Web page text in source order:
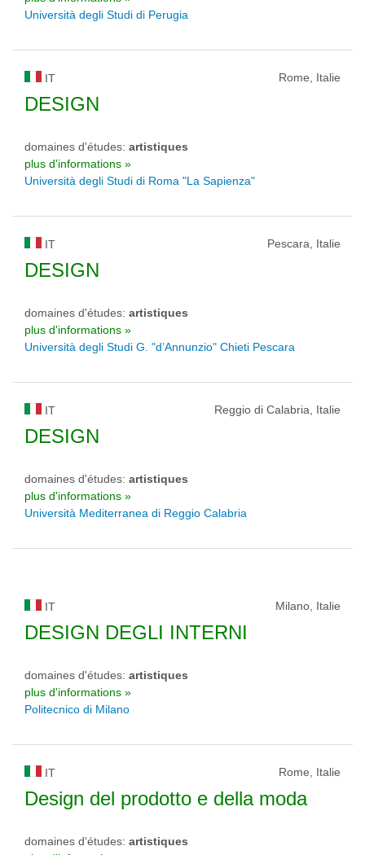
Università degli Studi di Perugia
IT Rome, Italie
DESIGN
domaines d'études: artistiques
plus d'informations »
Università degli Studi di Roma "La Sapienza"
IT Pescara, Italie
DESIGN
domaines d'études: artistiques
plus d'informations »
Università degli Studi G. "d’Annunzio" Chieti Pescara
IT Reggio di Calabria, Italie
DESIGN
domaines d'études: artistiques
plus d'informations »
Università Mediterranea di Reggio Calabria
IT Milano, Italie
DESIGN DEGLI INTERNI
domaines d'études: artistiques
plus d'informations »
Politecnico di Milano
IT Rome, Italie
Design del prodotto e della moda
domaines d'études: artistiques